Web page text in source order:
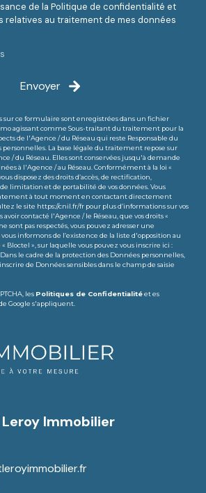
de la Politique de confidentialité et
relatives au traitement de mes données
Envoyer
sur ce formulaire sont enregistrées dans un fichier
agissant comme Sous-traitant du traitement pour la
de l'Agence / du Réseau qui reste Responsable du
La base légale du traitement repose sur
/ du Réseau. Elles sont conservées jusqu'à demande
à l'Agence / au Réseau. Conformément à la loi «
disposez des droits d’accès, de rectification,
de limitation et de portabilité de vos données. Vous
à tout moment en contactant directement
le site https://cnil.fr/fr pour plus d’informations sur vos
avoir contacté l'Agence / le Réseau, que vos droits «
sont pas respectés, vous pouvez adresser une
informons de l’existence de la liste d'opposition au
Bloctel », sur laquelle vous pouvez vous inscrire ici :
. Dans le cadre de la protection des Données personnelles,
de Données sensibles dans le champ de saisie
les Politiques de Confidentialitéet es
Google s'appliquent.
Immobilier